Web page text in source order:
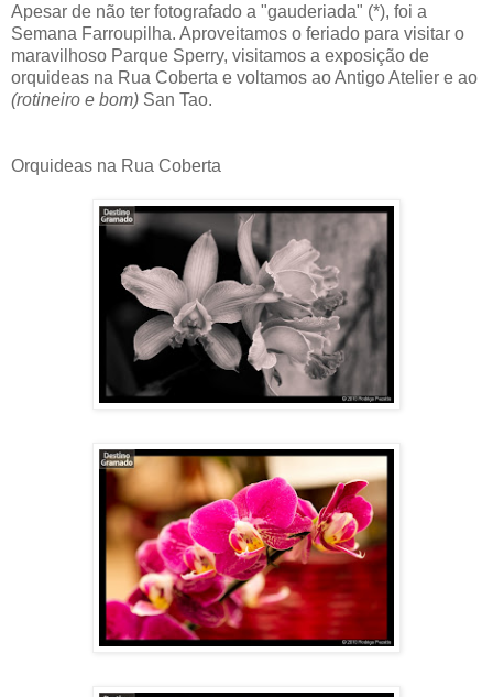
Apesar de não ter fotografado a "gauderiada" (*), foi a
Semana Farroupilha. Aproveitamos o feriado para visitar o
maravilhoso Parque Sperry, visitamos a exposição de
orquideas na Rua Coberta e voltamos ao Antigo Atelier e ao
(rotineiro e bom) San Tao.
Orquideas na Rua Coberta